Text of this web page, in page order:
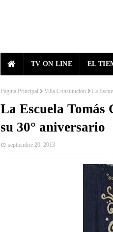
TV ON LINE EL
Página Principal Villa Constitución La
La Escuela
su 30° aniversario
septiembre 20, 2013